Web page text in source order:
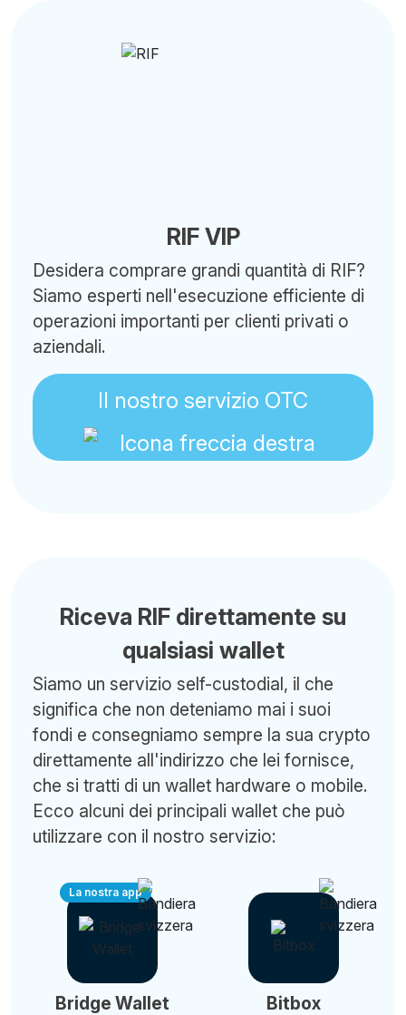
RIF VIP
Desidera comprare grandi quantità di RIF?
Siamo esperti nell'esecuzione efficiente di
operazioni importanti per clienti privati o
aziendali.
Il nostro servizio OTC
Riceva RIF direttamente su
qualsiasi wallet
Siamo un servizio self-custodial, il che
significa che non deteniamo mai i suoi
fondi e consegniamo sempre la sua crypto
direttamente all'indirizzo che lei fornisce,
che si tratti di un wallet hardware o mobile.
Ecco alcuni dei principali wallet che può
utilizzare con il nostro servizio:
La nostra app
Bridge Wallet Bitbox